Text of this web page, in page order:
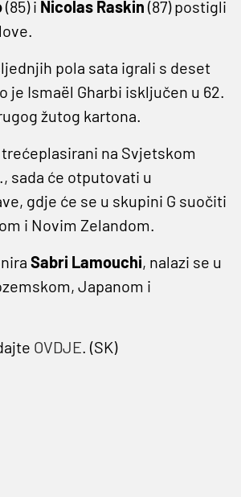
(85) i Nicolas Raskin (87) postigli
pola sata igrali s deset
je Ismaël Gharbi isključen u 62.
žutog kartona.
trećeplasirani na Svjetskom
sada će otputovati u
gdje će se u skupini G suočiti
i Novim Zelandom.
Sabri Lamouchi, nalazi se u
Japanom i
OVDJE. (SK)